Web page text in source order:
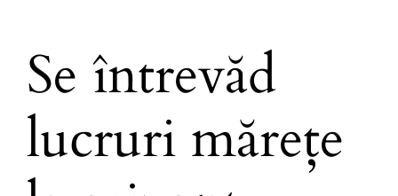
Se întrevăd
lucruri mărețe